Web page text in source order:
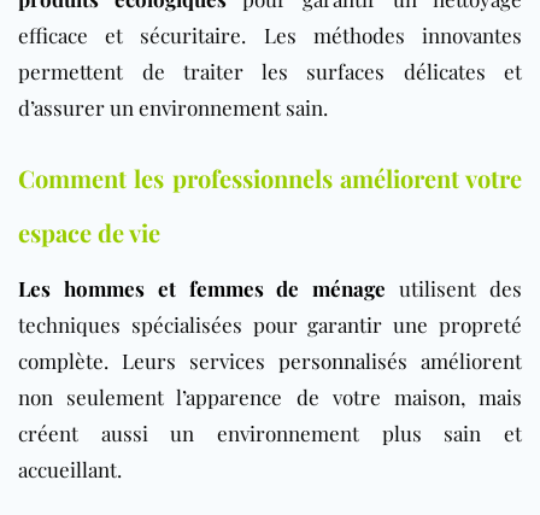
efficace et sécuritaire. Les méthodes innovantes
permettent de traiter les surfaces délicates et
d’assurer un environnement sain.
Comment les professionnels améliorent votre
espace de vie
Les hommes et femmes de ménage utilisent des
techniques spécialisées pour garantir une propreté
complète. Leurs services personnalisés améliorent
non seulement l’apparence de votre maison, mais
créent aussi un environnement plus sain et
accueillant.